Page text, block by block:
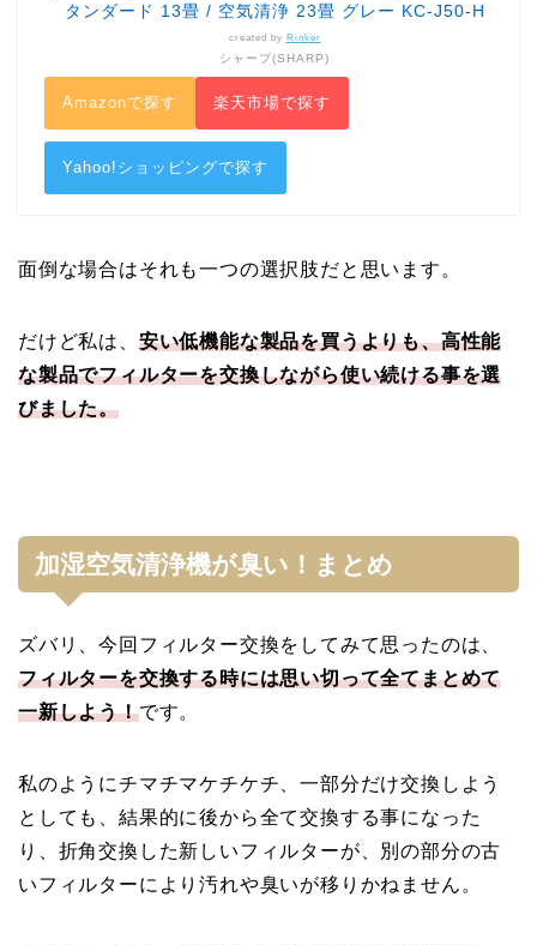
タンダード 13畳 / 空気清浄 23畳 グレー KC-J50-H
created by Rinker
シャープ(SHARP)
Amazonで探す 楽天市場で探す
Yahoo!ショッピングで探す
面倒な場合はそれも一つの選択肢だと思います。
だけど私は、 安い低機能な製品を買うよりも、高性能
な製品でフィルターを交換しながら使い続ける事を選
びました。
加湿空気清浄機が臭い！まとめ
ズバリ、今回フィルター交換をしてみて思ったのは、
フィルターを交換する時には思い切って全てまとめて
一新しよう！です。
私のようにチマチマケチケチ、一部分だけ交換しよう
としても、結果的に後から全て交換する事になった
り、折角交換した新しいフィルターが、別の部分の古
いフィルターにより汚れや臭いが移りかねません。